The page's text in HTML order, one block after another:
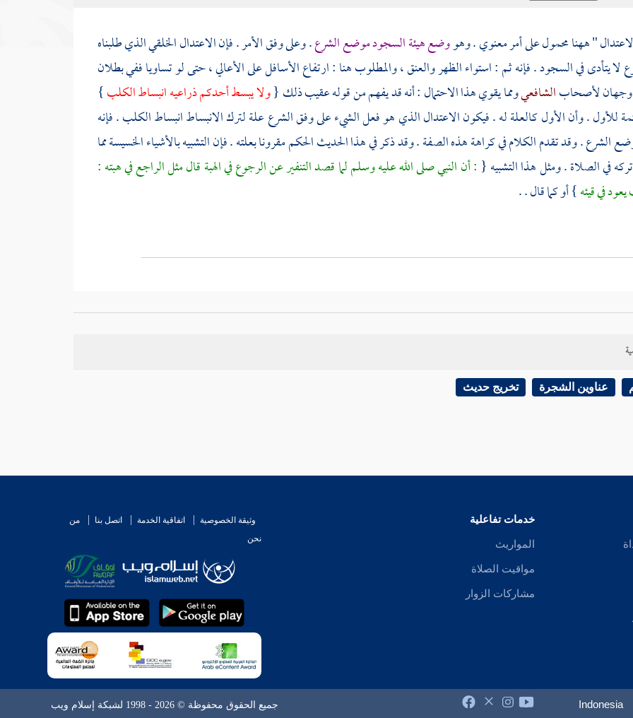
" ههنا محمول على أمر معنوي . وهووضع هيئة السجود موضع الشرع. وعلى وفق الأمر . فإن الاعتدال الخلقي الذي طلبناه
لا يتأدى في السجود . فإنه ثم : استواء الظهر والعنق ، والمطلوب هنا : ارتفاع الأسافل على الأعالي ، حتى لو تساويا ففي بطلان
وجهان لأصحابالشافعيومما يقوي هذا الاحتمال : أنه قد يفهم من قوله عقيب ذلك {ولا يبسط أحدكم ذراعيه انبساط الكلب}
للأول . وأن الأول كالعلة له . فيكون الاعتدال الذي هو فعل الشيء على وفق الشرع علة لترك الانبساط انبساط الكلب . فإنه
الشرع . وقد تقدم الكلام في كراهة هذه الصفة . وقد ذكر في هذا الحديث الحكم مقرونا بعلته . فإن التشبيه بالأشياء الخسيسة مما
في الصلاة . ومثل هذا التشبيه {: أن النبي صلى الله عليه وسلم لما قصد التنفير عن الرجوع في الهبة قال مثل الراجع في هبته :
في قيئه} أو كما قال . .
عناوين الشجرة تخريج حديث
خدمات تفاعلية
المواريث
مواقيت الصلاة
مشاركات الزوار
وثيقة الخصوصية اتفاقية الخدمة اتصل بنا
من
نحن
Indonesia جميع الحقوق محفوظة © 2026 - 1998 لشبكة إسلام ويب